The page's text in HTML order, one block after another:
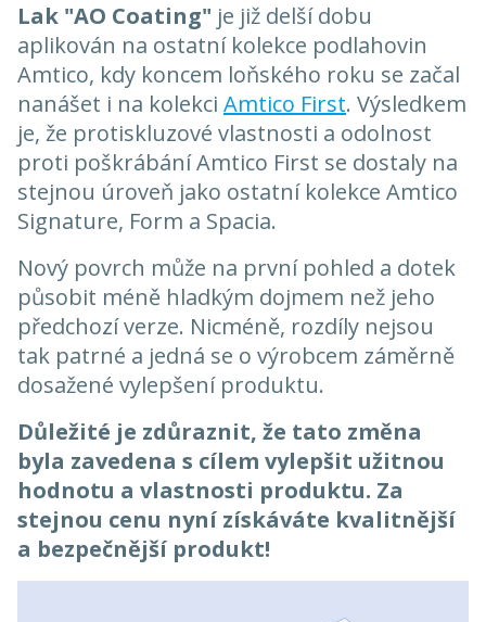
Lak "AO Coating" je již delší dobu
aplikován na ostatní kolekce podlahovin
Amtico, kdy koncem loňského roku se začal
nanášet i na kolekci Amtico First. Výsledkem
je, že protiskluzové vlastnosti a odolnost
proti poškrábání Amtico First se dostaly na
stejnou úroveň jako ostatní kolekce Amtico
Signature, Form a Spacia.
Nový povrch může na první pohled a dotek
působit méně hladkým dojmem než jeho
předchozí verze. Nicméně, rozdíly nejsou
tak patrné a jedná se o výrobcem záměrně
dosažené vylepšení produktu.
Důležité je zdůraznit, že tato změna
byla zavedena s cílem vylepšit užitnou
hodnotu a vlastnosti produktu. Za
stejnou cenu nyní získáváte kvalitnější
a bezpečnější produkt!